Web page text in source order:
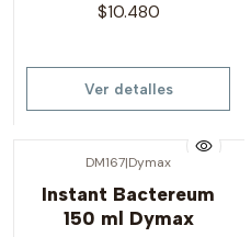
$10.480
Ver detalles
DM167|Dymax
Instant Bactereum
150 ml Dymax